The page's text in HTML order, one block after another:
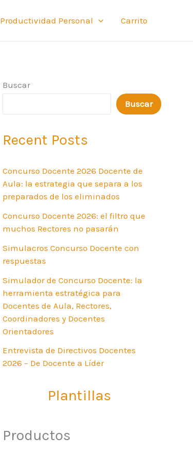
Productividad Personal Carrito
Buscar
Buscar
Recent Posts
Concurso Docente 2026 Docente de
Aula: la estrategia que separa a los
preparados de los eliminados
Concurso Docente 2026: el filtro que
muchos Rectores no pasarán
Simulacros Concurso Docente con
respuestas
Simulador de Concurso Docente: la
herramienta estratégica para
Docentes de Aula, Rectores,
Coordinadores y Docentes
Orientadores
Entrevista de Directivos Docentes
2026 – De Docente a Líder
Plantillas
Productos